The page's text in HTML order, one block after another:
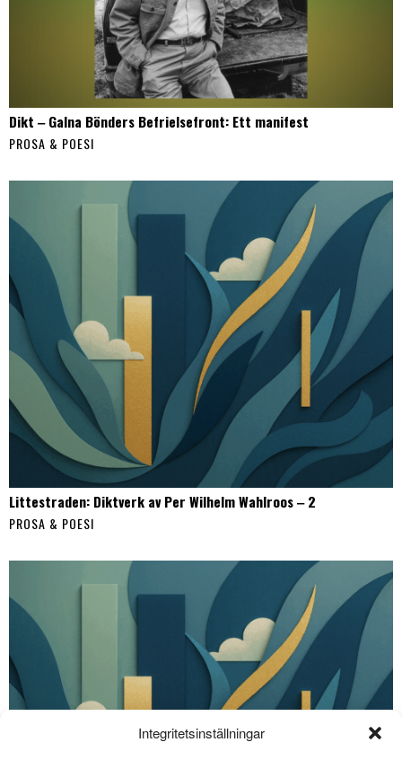
Integritetsinställningar
Dikt ‒ Galna Bönders Befrielsefront: Ett manifest
PROSA & POESI
Littestraden: Diktverk av Per Wilhelm Wahlroos ‒ 2
PROSA & POESI